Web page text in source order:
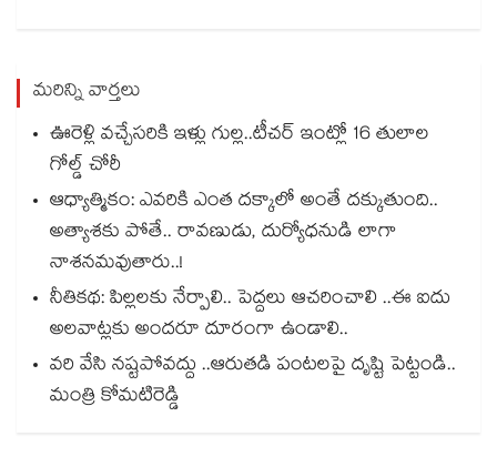
మరిన్ని వార్తలు
ఊరెళ్లి వచ్చేసరికి ఇళ్లు గుల్ల..టీచర్ ఇంట్లో 16 తులాల
గోల్డ్ చోరీ
ఆధ్యాత్మికం: ఎవరికి ఎంత దక్కాలో అంతే దక్కుతుంది..
అత్యాశకు పోతే.. రావణుడు, దుర్యోధనుడి లాగా
నాశనమవుతారు..!
నీతికథ: పిల్లలకు నేర్పాలి.. పెద్దలు ఆచరించాలి ..ఈ ఐదు
అలవాట్లకు అందరూ దూరంగా ఉండాలి..
వరి వేసి నష్టపోవద్దు ..ఆరుతడి పంటలపై దృష్టి పెట్టండి..
మంత్రి కోమటిరెడ్డి